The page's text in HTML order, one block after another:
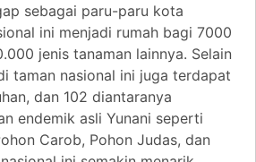
sebagai paru-paru kota
ini menjadi rumah bagi 7000
jenis tanaman lainnya. Selain
taman nasional ini juga terdapat
dan 102 diantaranya
endemik asli Yunani seperti
Carob, Pohon Judas, dan